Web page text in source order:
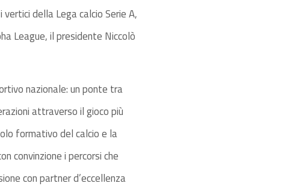
della Lega calcio Serie A,
League, il presidente Niccolò
nazionale: un ponte tra
attraverso il gioco più
formativo del calcio e la
convinzione i percorsi che
con partner d’eccellenza